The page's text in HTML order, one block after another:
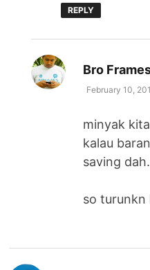
REPLY
Bro
February 10,
minyak
kalau
saving
so turunkn